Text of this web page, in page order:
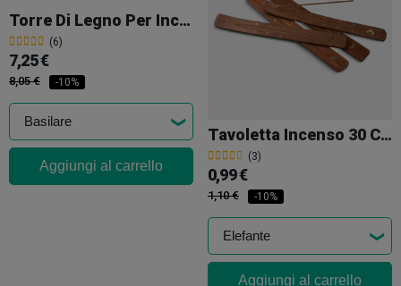
Torre Di Legno Per Incenso
(6)
7,25 €
8,05 € -10%
Aggiungi al carrello
Tavoletta Incenso 30 Cm
(3)
0,99 €
1,10 € -10%
Aggiungi al carrello